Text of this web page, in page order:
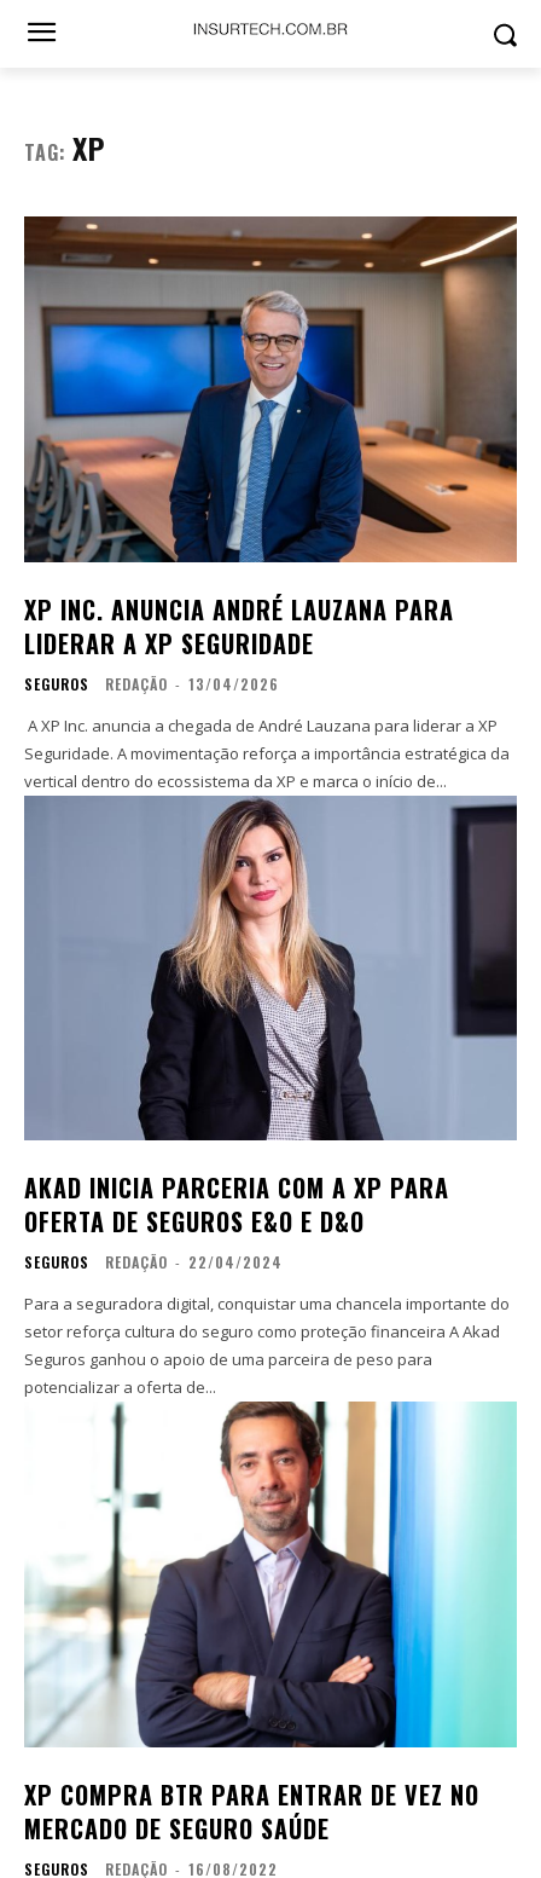
TAG: XP
XP INC. ANUNCIA ANDRÉ LAUZANA PARA
LIDERAR A XP SEGURIDADE
SEGUROS REDAÇÃO - 13/04/2026
A XP Inc. anuncia a chegada de André Lauzana para liderar a XP
Seguridade. A movimentação reforça a importância estratégica da
vertical dentro do ecossistema da XP e marca o início de...
AKAD INICIA PARCERIA COM A XP PARA
OFERTA DE SEGUROS E&O E D&O
SEGUROS REDAÇÃO - 22/04/2024
Para a seguradora digital, conquistar uma chancela importante do
setor reforça cultura do seguro como proteção financeira A Akad
Seguros ganhou o apoio de uma parceira de peso para
potencializar a oferta de...
XP COMPRA BTR PARA ENTRAR DE VEZ NO
MERCADO DE SEGURO SAÚDE
SEGUROS REDAÇÃO - 16/08/2022